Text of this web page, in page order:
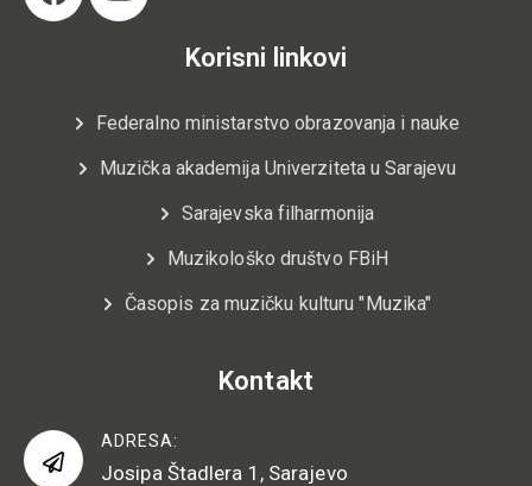
Korisni linkovi
Federalno ministarstvo obrazovanja i nauke
Muzička akademija Univerziteta u Sarajevu
Sarajevska filharmonija
Muzikološko društvo FBiH
Časopis za muzičku kulturu "Muzika"
Kontakt
ADRESA:
Josipa Štadlera 1, Sarajevo